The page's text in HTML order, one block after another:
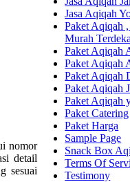
nomor
detail
sesuai
Jasa Aqiqah
Paket Aqiqah
Murah
Paket Aqiqah
Paket Aqiqah
Paket Aqiqah
Paket Aqiqah
Paket Aqiqah
Paket
Paket Harga
Sample Page
Snack Box
Terms Of
Testimony